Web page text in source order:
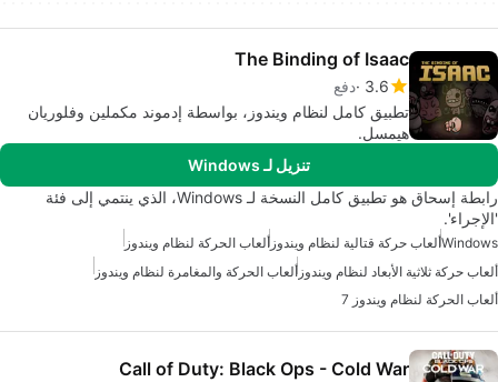
The Binding of Isaac
3.6 دفع
تطبيق كامل لنظام ويندوز، بواسطة إدموند مكملين وفلوريان
هيمسل.
تنزيل لـ Windows
رابطة إسحاق هو تطبيق كامل النسخة لـ Windows، الذي ينتمي إلى فئة
'الإجراء'.
Windowsألعاب حركة قتالية لنظام ويندوز ألعاب الحركة لنظام ويندوز
ألعاب حركة ثلاثية الأبعاد لنظام ويندوز ألعاب الحركة والمغامرة لنظام ويندوز
ألعاب الحركة لنظام ويندوز 7
Call of Duty: Black Ops - Cold War